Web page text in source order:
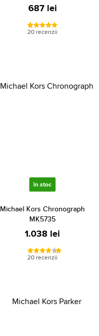
687 lei
20 recenzii
în stoc
Michael Kors Chronograph
MK5735
1.038 lei
20 recenzii